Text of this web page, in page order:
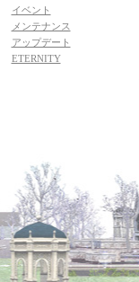
イベント
メンテナンス
アップデート
ETERNITY